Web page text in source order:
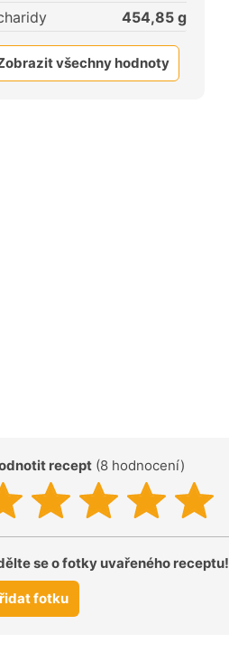
454,85 g
všechny hodnoty
recept (8 hodnocení)
se o fotky uvařeného receptu!
fotku